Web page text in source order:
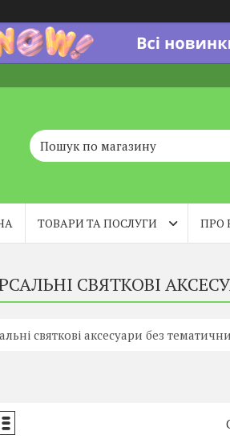
ТОВАРИ ТА ПОСЛУГИ ПРО
СВЯТКОВІ
святкові аксесуари без